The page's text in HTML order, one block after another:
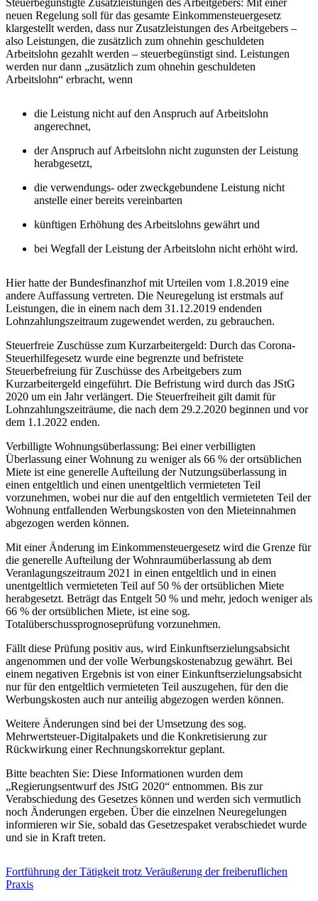
neuen Regelung soll für das gesamte Einkommensteuergesetz
klargestellt werden, dass nur Zusatzleistungen des Arbeitgebers –
also Leistungen, die zusätzlich zum ohnehin geschuldeten
Arbeitslohn gezahlt werden – steuerbegünstigt sind. Leistungen
werden nur dann „zusätzlich zum ohnehin geschuldeten
Arbeitslohn“ erbracht, wenn
die Leistung nicht auf den Anspruch auf Arbeitslohn
angerechnet,
der Anspruch auf Arbeitslohn nicht zugunsten der Leistung
herabgesetzt,
die verwendungs- oder zweckgebundene Leistung nicht
anstelle einer bereits vereinbarten
künftigen Erhöhung des Arbeitslohns gewährt und
bei Wegfall der Leistung der Arbeitslohn nicht erhöht wird.
Hier hatte der Bundesfinanzhof mit Urteilen vom 1.8.2019 eine
andere Auffassung vertreten. Die Neuregelung ist erstmals auf
Leistungen, die in einem nach dem 31.12.2019 endenden
Lohnzahlungszeitraum zugewendet werden, zu gebrauchen.
Steuerfreie Zuschüsse zum Kurzarbeitergeld: Durch das Corona-
Steuerhilfegesetz wurde eine begrenzte und befristete
Steuerbefreiung für Zuschüsse des Arbeitgebers zum
Kurzarbeitergeld eingeführt. Die Befristung wird durch das JStG
2020 um ein Jahr verlängert. Die Steuerfreiheit gilt damit für
Lohnzahlungszeiträume, die nach dem 29.2.2020 beginnen und vor
dem 1.1.2022 enden.
Verbilligte Wohnungsüberlassung: Bei einer verbilligten
Überlassung einer Wohnung zu weniger als 66 % der ortsüblichen
Miete ist eine generelle Aufteilung der Nutzungsüberlassung in
einen entgeltlich und einen unentgeltlich vermieteten Teil
vorzunehmen, wobei nur die auf den entgeltlich vermieteten Teil der
Wohnung entfallenden Werbungskosten von den Mieteinnahmen
abgezogen werden können.
Mit einer Änderung im Einkommensteuergesetz wird die Grenze für
die generelle Aufteilung der Wohnraumüberlassung ab dem
Veranlagungszeitraum 2021 in einen entgeltlich und in einen
unentgeltlich vermieteten Teil auf 50 % der ortsüblichen Miete
herabgesetzt. Beträgt das Entgelt 50 % und mehr, jedoch weniger als
66 % der ortsüblichen Miete, ist eine sog.
Totalüberschussprognoseprüfung vorzunehmen.
Fällt diese Prüfung positiv aus, wird Einkunftserzielungsabsicht
angenommen und der volle Werbungskostenabzug gewährt. Bei
einem negativen Ergebnis ist von einer Einkunftserzielungsabsicht
nur für den entgeltlich vermieteten Teil auszugehen, für den die
Werbungskosten auch nur anteilig abgezogen werden können.
Weitere Änderungen sind bei der Umsetzung des sog.
Mehrwertsteuer-Digitalpakets und die Konkretisierung zur
Rückwirkung einer Rechnungskorrektur geplant.
Bitte beachten Sie: Diese Informationen wurden dem
„Regierungsentwurf des JStG 2020“ entnommen. Bis zur
Verabschiedung des Gesetzes können und werden sich vermutlich
noch Änderungen ergeben. Über die einzelnen Neuregelungen
informieren wir Sie, sobald das Gesetzespaket verabschiedet wurde
und sie in Kraft treten.
Fortführung der Tätigkeit trotz Veräußerung der freiberuflichen
Praxis